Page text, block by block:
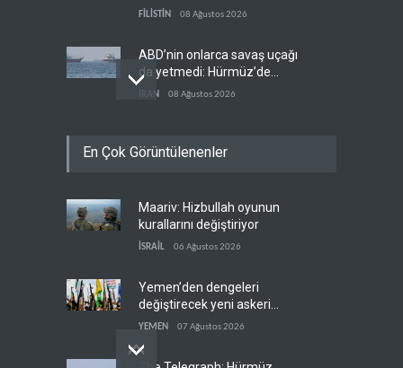
FİLİSTİN 08 Ağustos 2026
ABD’nin onlarca savaş uçağı
da yetmedi: Hürmüz’de
gemi vuruldu
İRAN 08 Ağustos 2026
'Arap projesi' uyarısı
Mossad’ın İran'a karşı Kürt
planı neden çöktü?
08 Ağustos 2026
En Çok Görüntülenenler
Maariv: Hizbullah oyunun
kurallarını değiştiriyor
İSRAİL 06 Ağustos 2026
Yemen’den dengeleri
değiştirecek yeni askeri
denklem
YEMEN 07 Ağustos 2026